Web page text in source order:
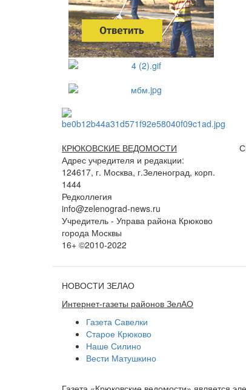
КРЮКОВСКИЕ ВЕДОМОСТИ
Адрес учредителя и редакции:
124617, г. Москва, г.Зеленоград, корп.
1444
Редколлегия
info@zelenograd-news.ru
Учредитель - Управа района Крюково
города Москвы
16+ ©2010-2022
НОВОСТИ ЗЕЛАО
Интернет-газеты районов ЗелАО
Газета Савелки
Старое Крюково
Наше Силино
Вести Матушкино